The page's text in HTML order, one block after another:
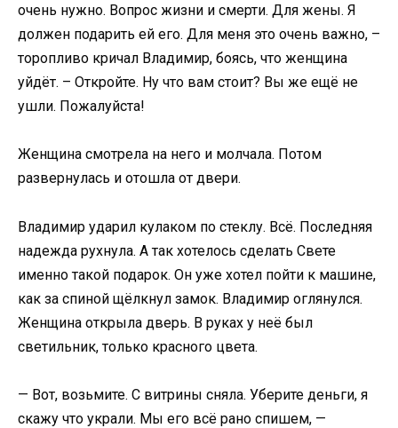
очень нужно. Вопрос жизни и смерти. Для жены. Я
должен подарить ей его. Для меня это очень важно, –
торопливо кричал Владимир, боясь, что женщина
уйдёт. – Откройте. Ну что вам стоит? Вы же ещё не
ушли. Пожалуйста!
Женщина смотрела на него и молчала. Потом
развернулась и отошла от двери.
Владимир ударил кулаком по стеклу. Всё. Последняя
надежда рухнула. А так хотелось сделать Свете
именно такой подарок. Он уже хотел пойти к машине,
как за спиной щёлкнул замок. Владимир оглянулся.
Женщина открыла дверь. В руках у неё был
светильник, только красного цвета.
— Вот, возьмите. С витрины сняла. Уберите деньги, я
скажу что украли. Мы его всё рано спишем, —